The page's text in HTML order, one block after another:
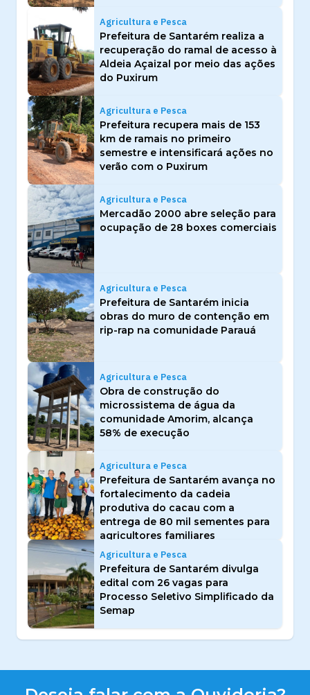
Agricultura e Pesca
Prefeitura de Santarém realiza a
recuperação do ramal de acesso à
Aldeia Açaizal por meio das ações
do Puxirum
Agricultura e Pesca
Prefeitura recupera mais de 153
km de ramais no primeiro
semestre e intensificará ações no
verão com o Puxirum
Agricultura e Pesca
Mercadão 2000 abre seleção para
ocupação de 28 boxes comerciais
Agricultura e Pesca
Prefeitura de Santarém inicia
obras do muro de contenção em
rip-rap na comunidade Parauá
Agricultura e Pesca
Obra de construção do
microssistema de água da
comunidade Amorim, alcança
58% de execução
Agricultura e Pesca
Prefeitura de Santarém avança no
fortalecimento da cadeia
produtiva do cacau com a
entrega de 80 mil sementes para
agricultores familiares
Agricultura e Pesca
Prefeitura de Santarém divulga
edital com 26 vagas para
Processo Seletivo Simplificado da
Semap